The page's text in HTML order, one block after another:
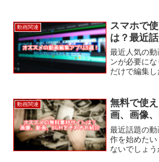
っており、「
る方もたく
動画関連
スマホで
は？最近
最近人気の
ンが必要に
だけで編集
を3つ紹介し
3選Photo by
動画関連
無料で使
画、画像
最近話題の
作を始めた
ないでしょう